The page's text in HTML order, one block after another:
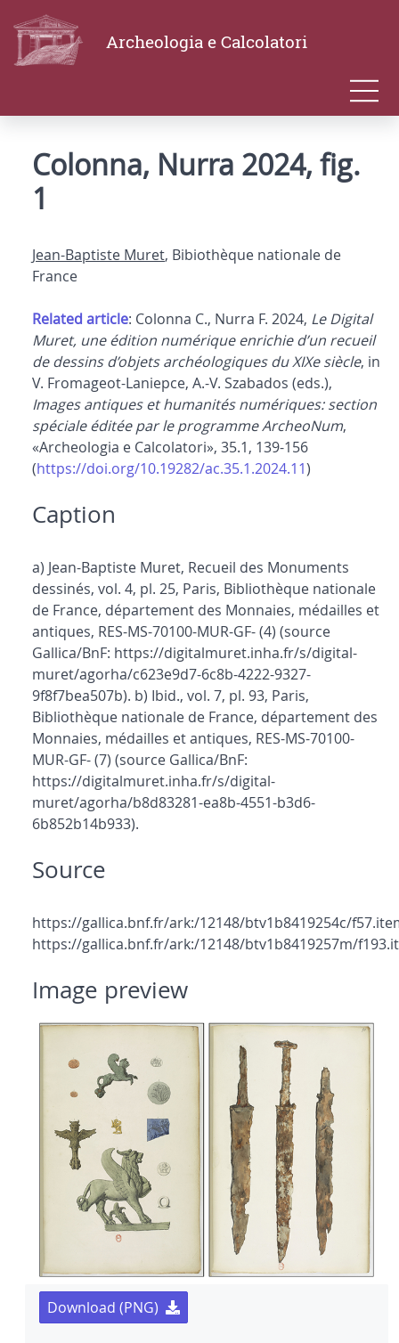
Archeologia e Calcolatori
Colonna, Nurra 2024, fig.
1
Jean-Baptiste Muret, Bibiothèque nationale de
France
Related article: Colonna C., Nurra F. 2024, Le Digital
Muret, une édition numérique enrichie d’un recueil
de dessins d’objets archéologiques du XIXe siècle, in
V. Fromageot-Laniepce, A.-V. Szabados (eds.),
Images antiques et humanités numériques: section
spéciale éditée par le programme ArcheoNum,
«Archeologia e Calcolatori», 35.1, 139-156
(https://doi.org/10.19282/ac.35.1.2024.11)
Caption
a) Jean-Baptiste Muret, Recueil des Monuments
dessinés, vol. 4, pl. 25, Paris, Bibliothèque nationale
de France, département des Monnaies, médailles et
antiques, RES-MS-70100-MUR-GF- (4) (source
Gallica/BnF: https://digitalmuret.inha.fr/s/digital-
muret/agorha/c623e9d7-6c8b-4222-9327-
9f8f7bea507b). b) Ibid., vol. 7, pl. 93, Paris,
Bibliothèque nationale de France, département des
Monnaies, médailles et antiques, RES-MS-70100-
MUR-GF- (7) (source Gallica/BnF:
https://digitalmuret.inha.fr/s/digital-
muret/agorha/b8d83281-ea8b-4551-b3d6-
6b852b14b933).
Source
https://gallica.bnf.fr/ark:/12148/btv1b8419254c/
https://gallica.bnf.fr/ark:/12148/btv1b8419257m/
Image preview
Download (PNG)